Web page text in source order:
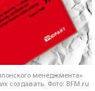
менеджмента»
создавать. Фото: BFM.ru